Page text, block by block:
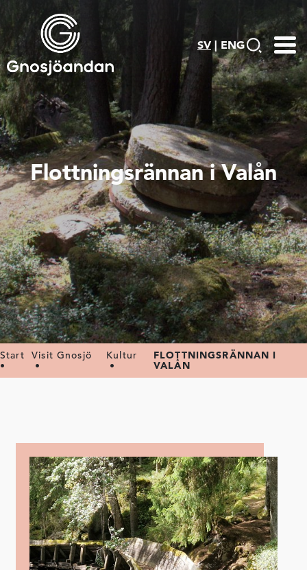
SV | ENG
Flottningsrännan i Valån
Start
•
Visit Gnosjö
•
Kultur
•
FLOTTNINGSRÄNNAN I
VALÅN